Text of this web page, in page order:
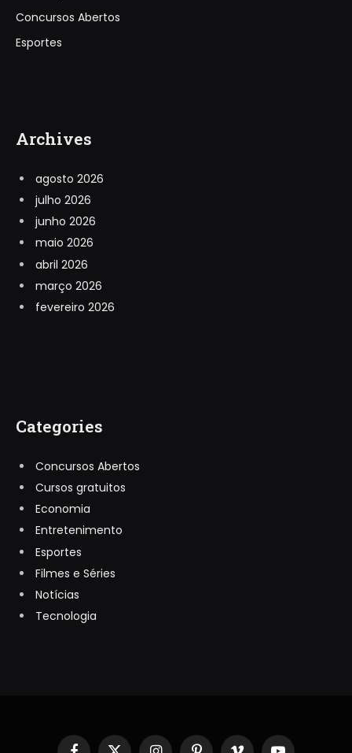
Concursos Abertos
Esportes
Archives
agosto 2026
julho 2026
junho 2026
maio 2026
abril 2026
março 2026
fevereiro 2026
Categories
Concursos Abertos
Cursos gratuitos
Economia
Entretenimento
Esportes
Filmes e Séries
Notícias
Tecnologia